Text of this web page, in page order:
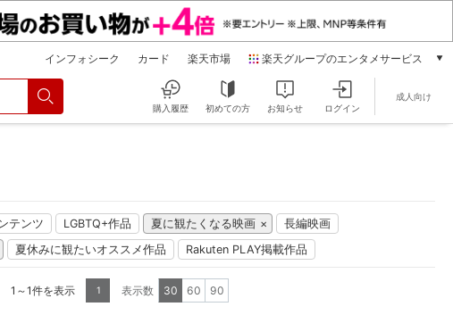
インフォシーク カード 楽天市場 楽天グループのエンタメサービス
本/ゲーム/CD/DVD
雑誌読み放題
楽天マガジン
音楽配信
動画配信
購入履歴 初めての方 お知らせ ログイン
成人向け
テンツ LGBTQ+作品 夏に観たくなる映画
長編映画
夏休みに観たいオススメ作品 Rakuten PLAY掲載作品
1～1件を表示 1 表示数 30 60 90